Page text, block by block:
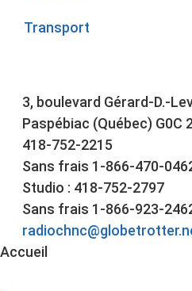
Transport
3, boulevard Gérard-D.-
Paspébiac (Québec) G0C
418-752-2215
Sans frais 1-866-470-
Studio : 418-752-2797
Sans frais 1-866-923-
Accueil